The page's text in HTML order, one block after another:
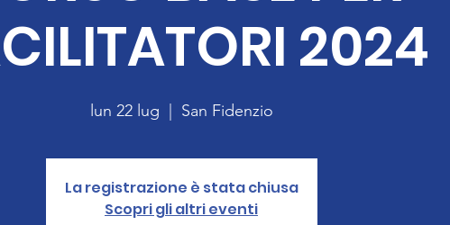
2024
lun 22 lug San Fidenzio
La registrazione è stata chiusa
Scopri gli altri eventi